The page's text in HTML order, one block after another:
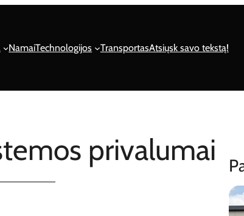
NamaiTechnologijos TransportasAtsiųsk savo tekstą!
privalumai